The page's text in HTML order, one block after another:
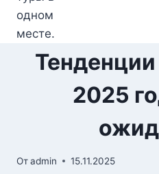
2025
Отadmin 15.11.2025